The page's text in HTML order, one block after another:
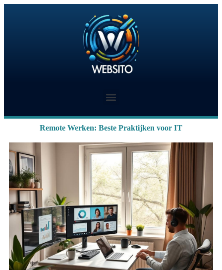
Remote Werken: Beste Praktijken voor IT